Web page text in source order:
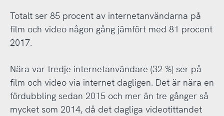
Totalt ser 85 procent av internetanvändarna på
film och video någon gång jämfört med 81 procent
2017.
Nära var tredje internetanvändare (32 %) ser på
film och video via internet dagligen. Det är nära en
fördubbling sedan 2015 och mer än tre gånger så
mycket som 2014, då det dagliga videotittandet